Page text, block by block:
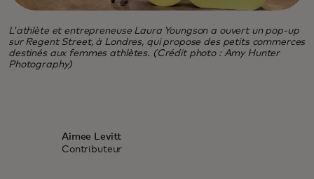
L'athlète et entrepreneuse Laura Youngson a ouvert un pop-up
sur Regent Street, à Londres, qui propose des petits commerces
destinés aux femmes athlètes. (Crédit photo : Amy Hunter
Photography)
Aimee Levitt
Contributeur